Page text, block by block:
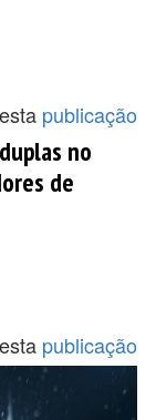
publicação
no
de
publicação